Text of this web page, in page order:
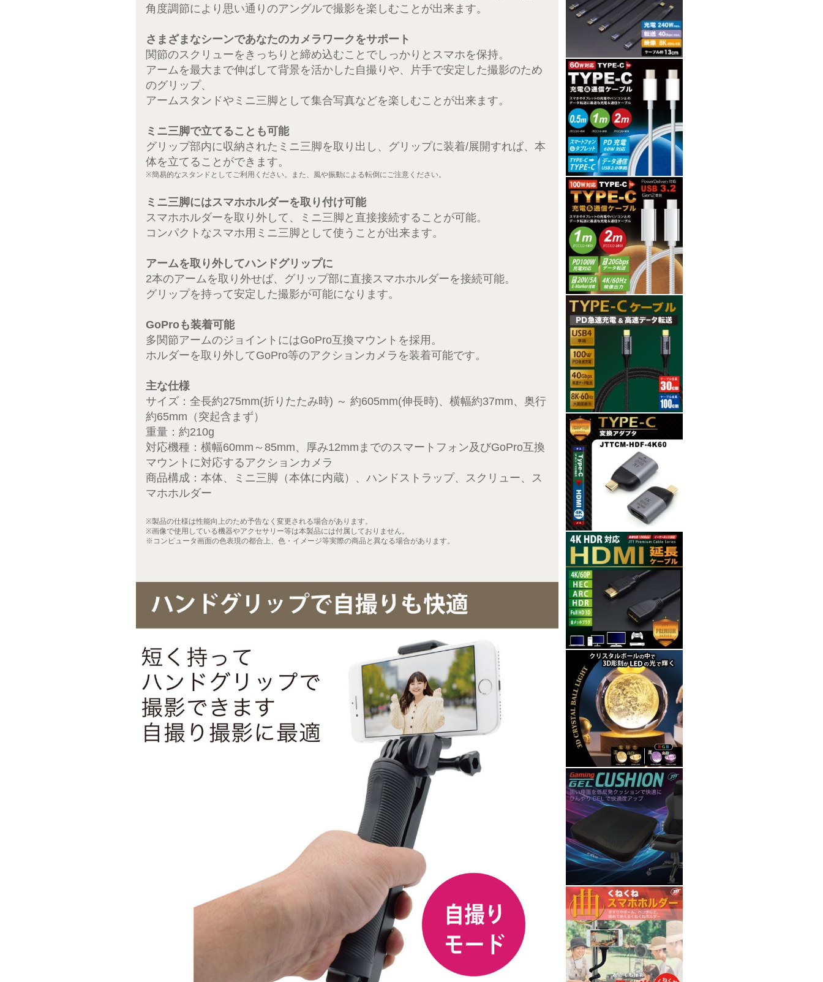
角度調節により思い通りのアングルで撮影を楽しむことが出来ます。
さまざまなシーンであなたのカメラワークをサポート
関節のスクリューをきっちりと締め込むことでしっかりとスマホを保持。
アームを最大まで伸ばして背景を活かした自撮りや、片手で安定した撮影のため
のグリップ、
アームスタンドやミニ三脚として集合写真などを楽しむことが出来ます。
ミニ三脚で立てることも可能
グリップ部内に収納されたミニ三脚を取り出し、グリップに装着/展開すれば、本
体を立てることができます。
※簡易的なスタンドとしてご利用ください。また、風や振動による転倒にご注意ください。
ミニ三脚にはスマホホルダーを取り付け可能
スマホホルダーを取り外して、ミニ三脚と直接接続することが可能。
コンパクトなスマホ用ミニ三脚として使うことが出来ます。
アームを取り外してハンドグリップに
2本のアームを取り外せば、グリップ部に直接スマホホルダーを接続可能。
グリップを持って安定した撮影が可能になります。
GoProも装着可能
多関節アームのジョイントにはGoPro互換マウントを採用。
ホルダーを取り外してGoPro等のアクションカメラを装着可能です。
主な仕様
サイズ：全長約275mm(折りたたみ時) ～ 約605mm(伸長時)、横幅約37mm、奥行
約65mm（突起含まず）
重量：約210g
対応機種：横幅60mm～85mm、厚み12mmまでのスマートフォン及びGoPro互換
マウントに対応するアクションカメラ
商品構成：本体、ミニ三脚（本体に内蔵）、ハンドストラップ、スクリュー、ス
マホホルダー
※製品の仕様は性能向上のため予告なく変更される場合があります。
※画像で使用している機器やアクセサリー等は本製品には付属しておりません。
※コンピュータ画面の色表現の都合上、色・イメージ等実際の商品と異なる場合があります。